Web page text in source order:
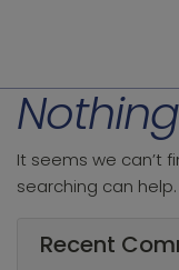
It seems we can’t
searching can help.
Recent